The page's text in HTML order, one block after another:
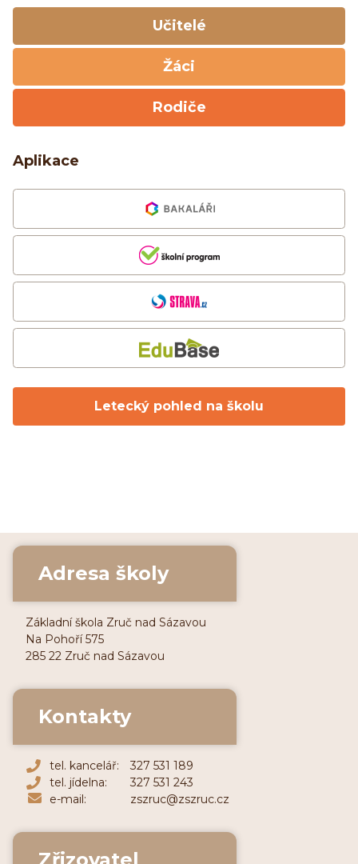
Učitelé
Žáci
Rodiče
Aplikace
Letecký pohled na školu
Adresa školy
Základní škola Zruč nad Sázavou
Na Pohoří 575
285 22 Zruč nad Sázavou
Kontakty
tel. kancelář:
327 531 189
tel. jídelna:
327 531 243
e-mail:
zszruc@zszruc.cz